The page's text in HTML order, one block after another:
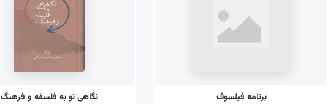
برنامه فیلسوف نگاهی نو به فلسفه و فرهنگ